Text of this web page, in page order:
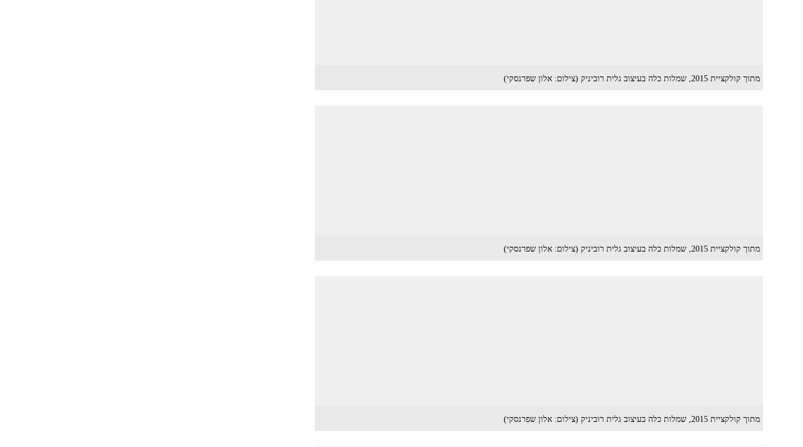
מתוך קולקציית 2015, שמלות כלה בעיצוב גלית רוביניק (צילום: אלון שפרנסקי)
מתוך קולקציית 2015, שמלות כלה בעיצוב גלית רוביניק (צילום: אלון שפרנסקי)
מתוך קולקציית 2015, שמלות כלה בעיצוב גלית רוביניק (צילום: אלון שפרנסקי)